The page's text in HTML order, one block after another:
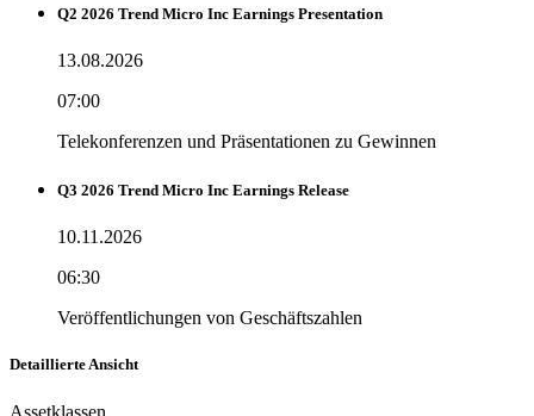
Q2 2026 Trend Micro Inc Earnings Presentation
13.08.2026
07:00
Telekonferenzen und Präsentationen zu Gewinnen
Q3 2026 Trend Micro Inc Earnings Release
10.11.2026
06:30
Veröffentlichungen von Geschäftszahlen
Detaillierte Ansicht
Assetklassen